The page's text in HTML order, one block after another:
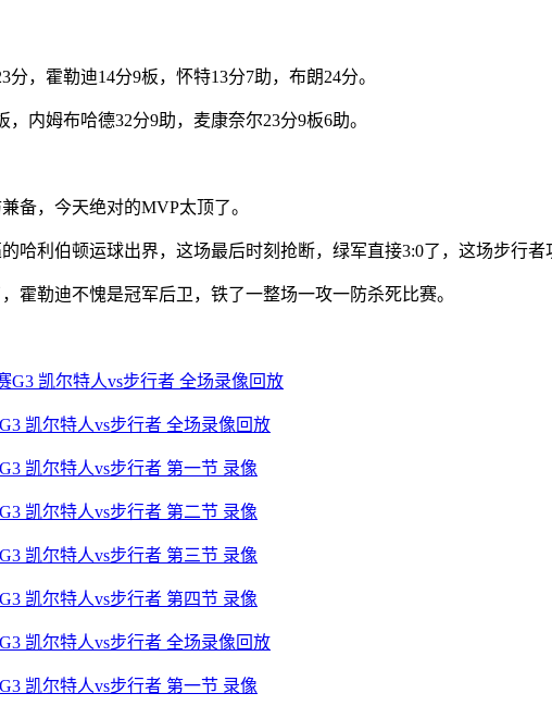
，霍勒迪14分9板，怀特13分7助，布朗24分。
内姆布哈德32分9助，麦康奈尔23分9板6助。
备，今天绝对的MVP太顶了。
哈利伯顿运球出界，这场最后时刻抢断，绿军直接3:0了，这场步行者
霍勒迪不愧是冠军后卫，铁了一整场一攻一防杀死比赛。
G3 凯尔特人vs步行者 全场录像回放
凯尔特人vs步行者 全场录像回放
凯尔特人vs步行者 第一节 录像
凯尔特人vs步行者 第二节 录像
凯尔特人vs步行者 第三节 录像
凯尔特人vs步行者 第四节 录像
凯尔特人vs步行者 全场录像回放
凯尔特人vs步行者 第一节 录像